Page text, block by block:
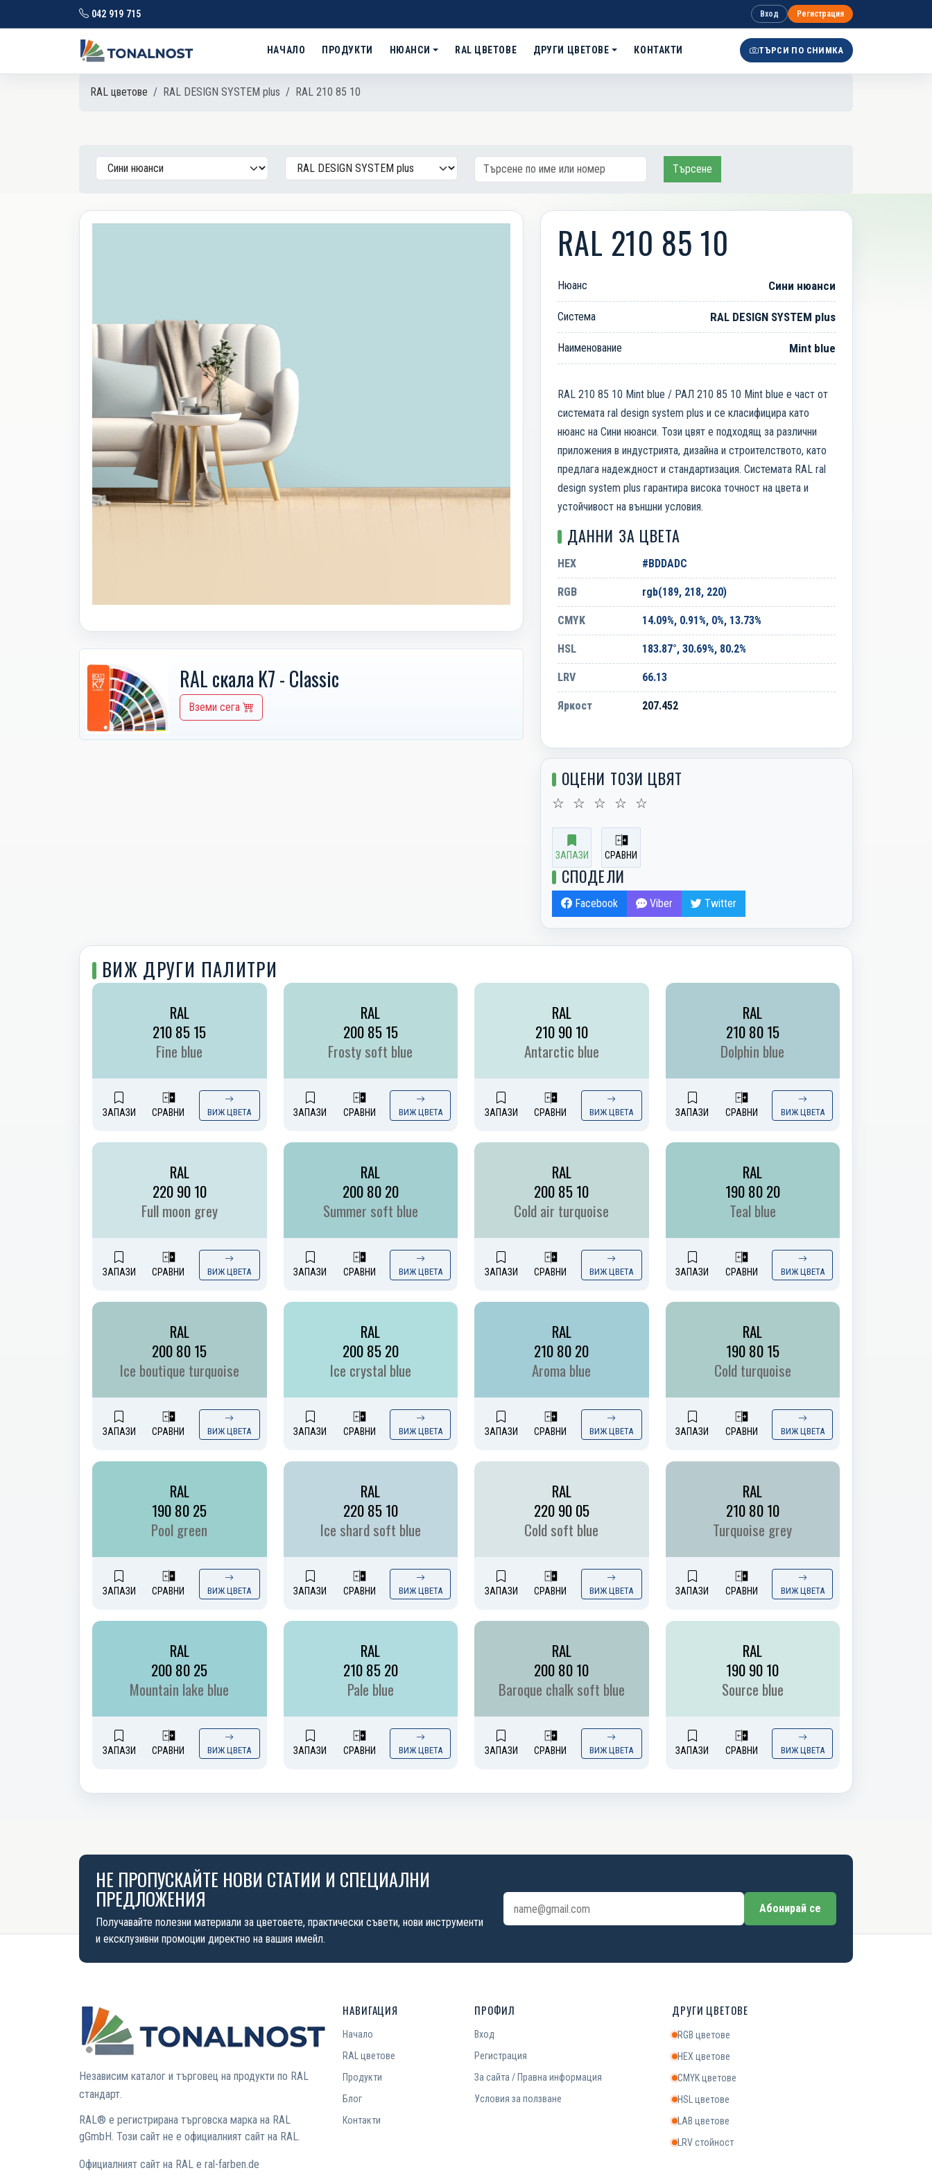
042 919 715 Вход Регистрация
НАЧАЛО ПРОДУКТИ НЮАНСИ RAL ЦВЕТОВЕ ДРУГИ ЦВЕТОВЕ КОНТАКТИ ТЪРСИ ПО СНИМКА
RAL цветове RAL DESIGN SYSTEM plus RAL 210 85 10
Търсене
RAL скала K7 - Classic
Вземи сега
RAL 210 85 10
Нюанс Сини нюанси
Система RAL DESIGN SYSTEM plus
Наименование Mint blue
RAL 210 85 10 Mint blue / РАЛ 210 85 10 Mint blue е част от
системата ral design system plus и се класифицира като
нюанс на Сини нюанси. Този цвят е подходящ за различни
приложения в индустрията, дизайна и строителството, като
предлага надеждност и стандартизация. Системата RAL ral
design system plus гарантира висока точност на цвета и
устойчивост на външни условия.
ДАННИ ЗА ЦВЕТА
HEX #BDDADC
RGB rgb(189, 218, 220)
CMYK 14.09%, 0.91%, 0%, 13.73%
HSL 183.87°, 30.69%, 80.2%
LRV 66.13
Яркост 207.452
ОЦЕНИ ТОЗИ ЦВЯТ
☆ ☆ ☆ ☆ ☆
ЗАПАЗИ СРАВНИ
СПОДЕЛИ
Facebook Viber Twitter
ВИЖ ДРУГИ ПАЛИТРИ
RAL
210 85 15
Fine blue
ЗАПАЗИ СРАВНИ ВИЖ ЦВЕТА
RAL
200 85 15
Frosty soft blue
ЗАПАЗИ СРАВНИ ВИЖ ЦВЕТА
RAL
210 90 10
Antarctic blue
ЗАПАЗИ СРАВНИ ВИЖ ЦВЕТА
RAL
210 80 15
Dolphin blue
ЗАПАЗИ СРАВНИ ВИЖ ЦВЕТА
RAL
220 90 10
Full moon grey
ЗАПАЗИ СРАВНИ ВИЖ ЦВЕТА
RAL
200 80 20
Summer soft blue
ЗАПАЗИ СРАВНИ ВИЖ ЦВЕТА
RAL
200 85 10
Cold air turquoise
ЗАПАЗИ СРАВНИ ВИЖ ЦВЕТА
RAL
190 80 20
Teal blue
ЗАПАЗИ СРАВНИ ВИЖ ЦВЕТА
RAL
200 80 15
Ice boutique turquoise
ЗАПАЗИ СРАВНИ ВИЖ ЦВЕТА
RAL
200 85 20
Ice crystal blue
ЗАПАЗИ СРАВНИ ВИЖ ЦВЕТА
RAL
210 80 20
Aroma blue
ЗАПАЗИ СРАВНИ ВИЖ ЦВЕТА
RAL
190 80 15
Cold turquoise
ЗАПАЗИ СРАВНИ ВИЖ ЦВЕТА
RAL
190 80 25
Pool green
ЗАПАЗИ СРАВНИ ВИЖ ЦВЕТА
RAL
220 85 10
Ice shard soft blue
ЗАПАЗИ СРАВНИ ВИЖ ЦВЕТА
RAL
220 90 05
Cold soft blue
ЗАПАЗИ СРАВНИ ВИЖ ЦВЕТА
RAL
210 80 10
Turquoise grey
ЗАПАЗИ СРАВНИ ВИЖ ЦВЕТА
RAL
200 80 25
Mountain lake blue
ЗАПАЗИ СРАВНИ ВИЖ ЦВЕТА
RAL
210 85 20
Pale blue
ЗАПАЗИ СРАВНИ ВИЖ ЦВЕТА
RAL
200 80 10
Baroque chalk soft blue
ЗАПАЗИ СРАВНИ ВИЖ ЦВЕТА
RAL
190 90 10
Source blue
ЗАПАЗИ СРАВНИ ВИЖ ЦВЕТА
НЕ ПРОПУСКАЙТЕ НОВИ СТАТИИ И СПЕЦИАЛНИ
ПРЕДЛОЖЕНИЯ
Получавайте полезни материали за цветовете, практически съвети, нови инструменти
и ексклузивни промоции директно на вашия имейл.
Имейл адрес
Абонирай се
Независим каталог и търговец на продукти по RAL
стандарт.
RAL® е регистрирана търговска марка на RAL
gGmbH. Този сайт не е официалният сайт на RAL.
Официалният сайт на RAL е ral-farben.de
НАВИГАЦИЯ
Начало
RAL цветове
Продукти
Блог
Контакти
ПРОФИЛ
Вход
Регистрация
За сайта / Правна информация
Условия за ползване
ДРУГИ ЦВЕТОВЕ
RGB цветове
HEX цветове
CMYK цветове
HSL цветове
LAB цветове
LRV стойност